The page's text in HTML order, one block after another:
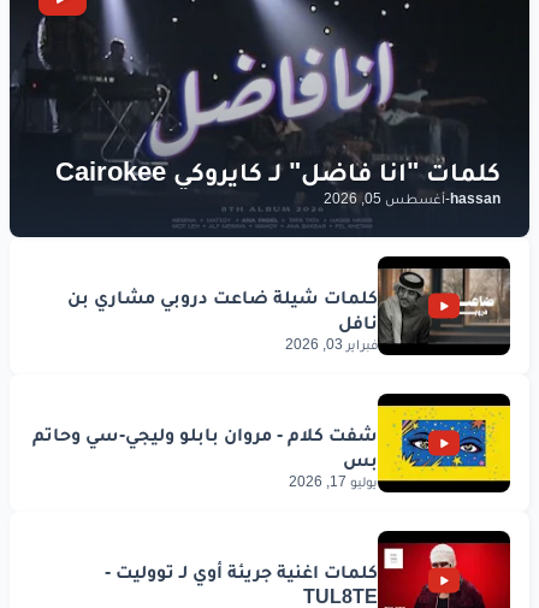
www.lyrics-arabic.com
hassan
-أغسطس 05, 2026
فبراير 03, 2026
يوليو 17, 2026